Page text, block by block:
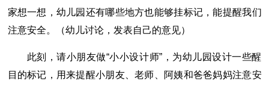
家想一想，幼儿园还有哪些地方也能够挂标记，能提醒我们
注意安全。（幼儿讨论，发表自己的意见）
此刻，请小朋友做“小小设计师”，为幼儿园设计一些醒
目的标记，用来提醒小朋友、老师、阿姨和爸爸妈妈注意安